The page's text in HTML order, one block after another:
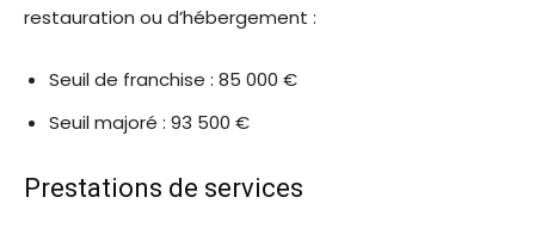
restauration ou d’hébergement :
Seuil de franchise : 85 000 €
Seuil majoré : 93 500 €
Prestations de services